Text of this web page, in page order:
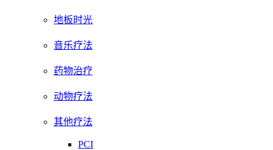
地板时光
音乐疗法
药物治疗
动物疗法
其他疗法
PCI